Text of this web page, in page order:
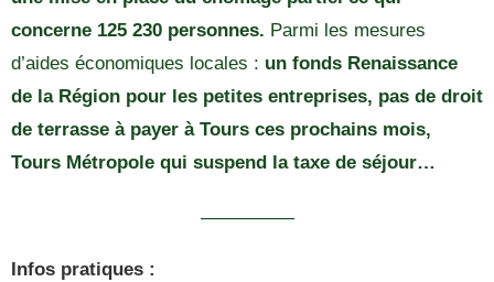
concerne 125 230 personnes. Parmi les mesures
d’aides économiques locales : un fonds Renaissance
de la Région pour les petites entreprises, pas de droit
de terrasse à payer à Tours ces prochains mois,
Tours Métropole qui suspend la taxe de séjour…
—————
Infos pratiques :